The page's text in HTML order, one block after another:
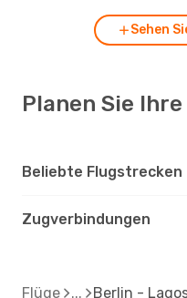
Sehen
Planen Sie Ihre
Beliebte Flugstrecken
Zugverbindungen
Flüge Berlin -